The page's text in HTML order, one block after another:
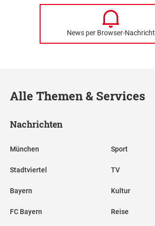
News per Browser-Nachricht
Alle Themen & Services
Nachrichten
München
Stadtviertel
Bayern
FC Bayern
Sport
TV
Kultur
Reise